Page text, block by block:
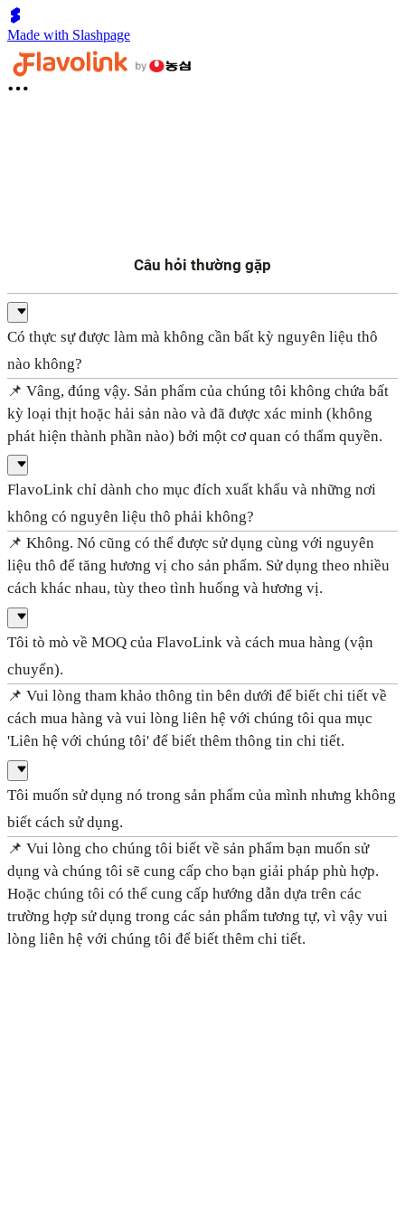
Made with Slashpage
Câu hỏi thường gặp
Có thực sự được làm mà không cần bất kỳ nguyên liệu thô
nào không?
📌 Vâng, đúng vậy. Sản phẩm của chúng tôi không chứa bất
kỳ loại thịt hoặc hải sản nào và đã được xác minh (không
phát hiện thành phần nào) bởi một cơ quan có thẩm quyền.
FlavoLink chỉ dành cho mục đích xuất khẩu và những nơi
không có nguyên liệu thô phải không?
📌 Không. Nó cũng có thể được sử dụng cùng với nguyên
liệu thô để tăng hương vị cho sản phẩm. Sử dụng theo nhiều
cách khác nhau, tùy theo tình huống và hương vị.
Tôi tò mò về MOQ của FlavoLink và cách mua hàng (vận
chuyển).
📌 Vui lòng tham khảo thông tin bên dưới để biết chi tiết về
cách mua hàng và vui lòng liên hệ với chúng tôi qua mục
'Liên hệ với chúng tôi' để biết thêm thông tin chi tiết.
Tôi muốn sử dụng nó trong sản phẩm của mình nhưng không
biết cách sử dụng.
📌 Vui lòng cho chúng tôi biết về sản phẩm bạn muốn sử
dụng và chúng tôi sẽ cung cấp cho bạn giải pháp phù hợp.
Hoặc chúng tôi có thể cung cấp hướng dẫn dựa trên các
trường hợp sử dụng trong các sản phẩm tương tự, vì vậy vui
lòng liên hệ với chúng tôi để biết thêm chi tiết.